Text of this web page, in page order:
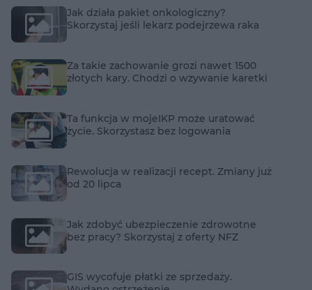
Jak działa pakiet onkologiczny?
Skorzystaj jeśli lekarz podejrzewa raka
Za takie zachowanie grozi nawet 1500
złotych kary. Chodzi o wzywanie karetki
Ta funkcja w mojeIKP może uratować
życie. Skorzystasz bez logowania
Rewolucja w realizacji recept. Zmiany już
od 20 lipca
Jak zdobyć ubezpieczenie zdrowotne
bez pracy? Skorzystaj z oferty NFZ
GIS wycofuje płatki ze sprzedaży.